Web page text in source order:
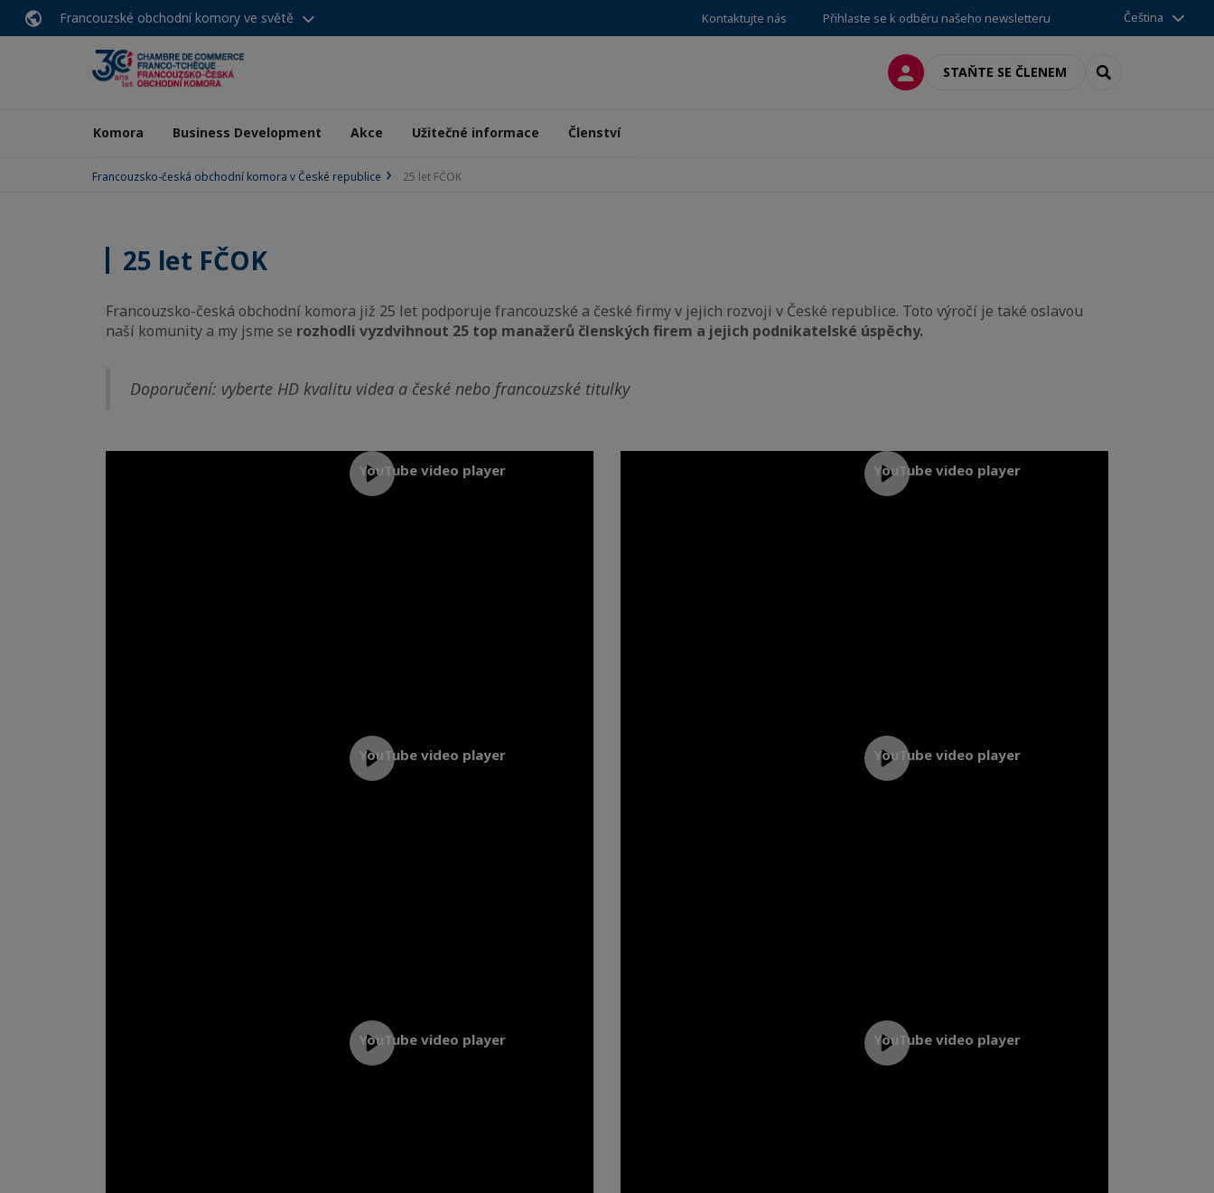
Francouzské obchodní komory ve světě Kontaktujte nás Přihlaste se k odběru našeho newsletteru Čeština
PŘIPOJIT SESTAŇTE SE ČLENEM SEARCH
Komora Business Development Akce Užitečné informace Členství
Francouzsko-česká obchodní komora v České republice 25 let FČOK
25 let FČOK
Francouzsko-česká obchodní komora již 25 let podporuje francouzské a české firmy v jejich rozvoji v České republice. Toto výročí je také oslavou
naší komunity a my jsme se rozhodli vyzdvihnout 25 top manažerů členských firem a jejich podnikatelské úspěchy.
Doporučení: vyberte HD kvalitu videa a české nebo francouzské titulky